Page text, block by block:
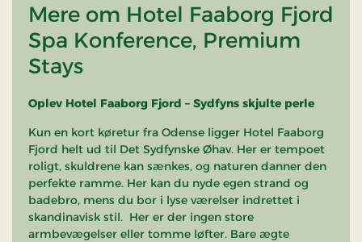
Mere om Hotel Faaborg Fjord
Spa Konference, Premium
Stays
Oplev Hotel Faaborg Fjord – Sydfyns skjulte perle
Kun en kort køretur fra Odense ligger Hotel Faaborg
Fjord helt ud til Det Sydfynske Øhav. Her er tempoet
roligt, skuldrene kan sænkes, og naturen danner den
perfekte ramme. Her kan du nyde egen strand og
badebro, mens du bor i lyse værelser indrettet i
skandinavisk stil. Her er der ingen store
armbevægelser eller tomme løfter. Bare ægte